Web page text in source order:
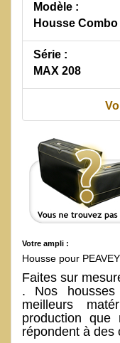
Modèle :
Housse
Série :
MAX 208
Votre ampli :
Housse pour
Faites sur
. Nos
meilleurs
production
répondent à des